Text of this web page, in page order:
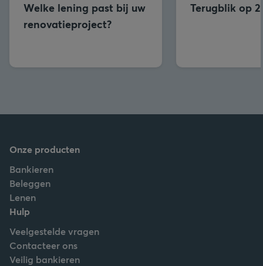
Welke lening past bij uw
renovatieproject?
Terugblik op
Onze producten
Bankieren
Beleggen
Lenen
Hulp
Veelgestelde vragen
Contacteer ons
Veilig bankieren